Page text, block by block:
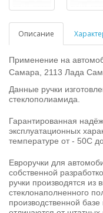
Описание
Применение на
Самара, 2113 Лада
Данные ручки
стеклополиамида.
Гарантированная
эксплуатационных
температуре от - 50С
Евроручки для
собственной
ручки производятся из
стеклонаполненного
производственной